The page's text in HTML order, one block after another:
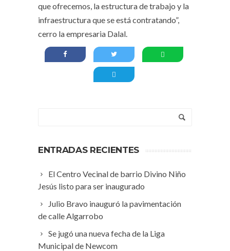
que ofrecemos, la estructura de trabajo y la
infraestructura que se está contratando”,
cerro la empresaria Dalal.
ENTRADAS RECIENTES
El Centro Vecinal de barrio Divino Niño
Jesús listo para ser inaugurado
Julio Bravo inauguró la pavimentación
de calle Algarrobo
Se jugó una nueva fecha de la Liga
Municipal de Newcom